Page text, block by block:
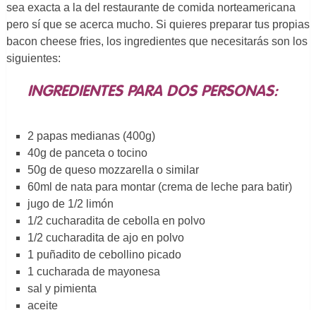
sea exacta a la del restaurante de comida norteamericana
pero sí que se acerca mucho. Si quieres preparar tus propias
bacon cheese fries, los ingredientes que necesitarás son los
siguientes:
INGREDIENTES PARA DOS PERSONAS:
2 papas medianas (400g)
40g de panceta o tocino
50g de queso mozzarella o similar
60ml de nata para montar (crema de leche para batir)
jugo de 1/2 limón
1/2 cucharadita de cebolla en polvo
1/2 cucharadita de ajo en polvo
1 puñadito de cebollino picado
1 cucharada de mayonesa
sal y pimienta
aceite